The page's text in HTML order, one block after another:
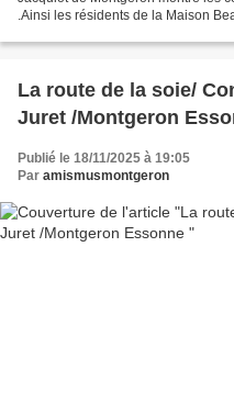
.Ainsi les résidents de la Maison
La route de la soie/
Juret /Montgeron
Publié le 18/11/2025 à 19:05
Par amismusmontgeron